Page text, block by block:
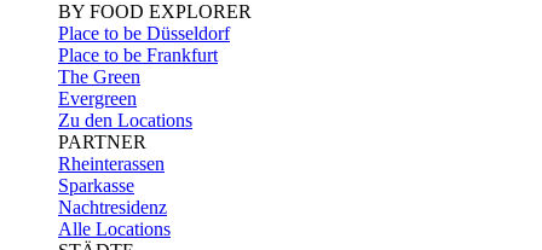
BY FOOD EXPLORER
Place to be Düsseldorf
Place to be Frankfurt
The Green
Evergreen
Zu den Locations
PARTNER
Rheinterassen
Sparkasse
Nachtresidenz
Alle Locations